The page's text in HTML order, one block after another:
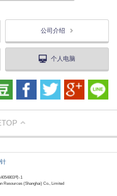
公司介绍
个人电脑
号-1
Resources (Shanghai) Co., Limited